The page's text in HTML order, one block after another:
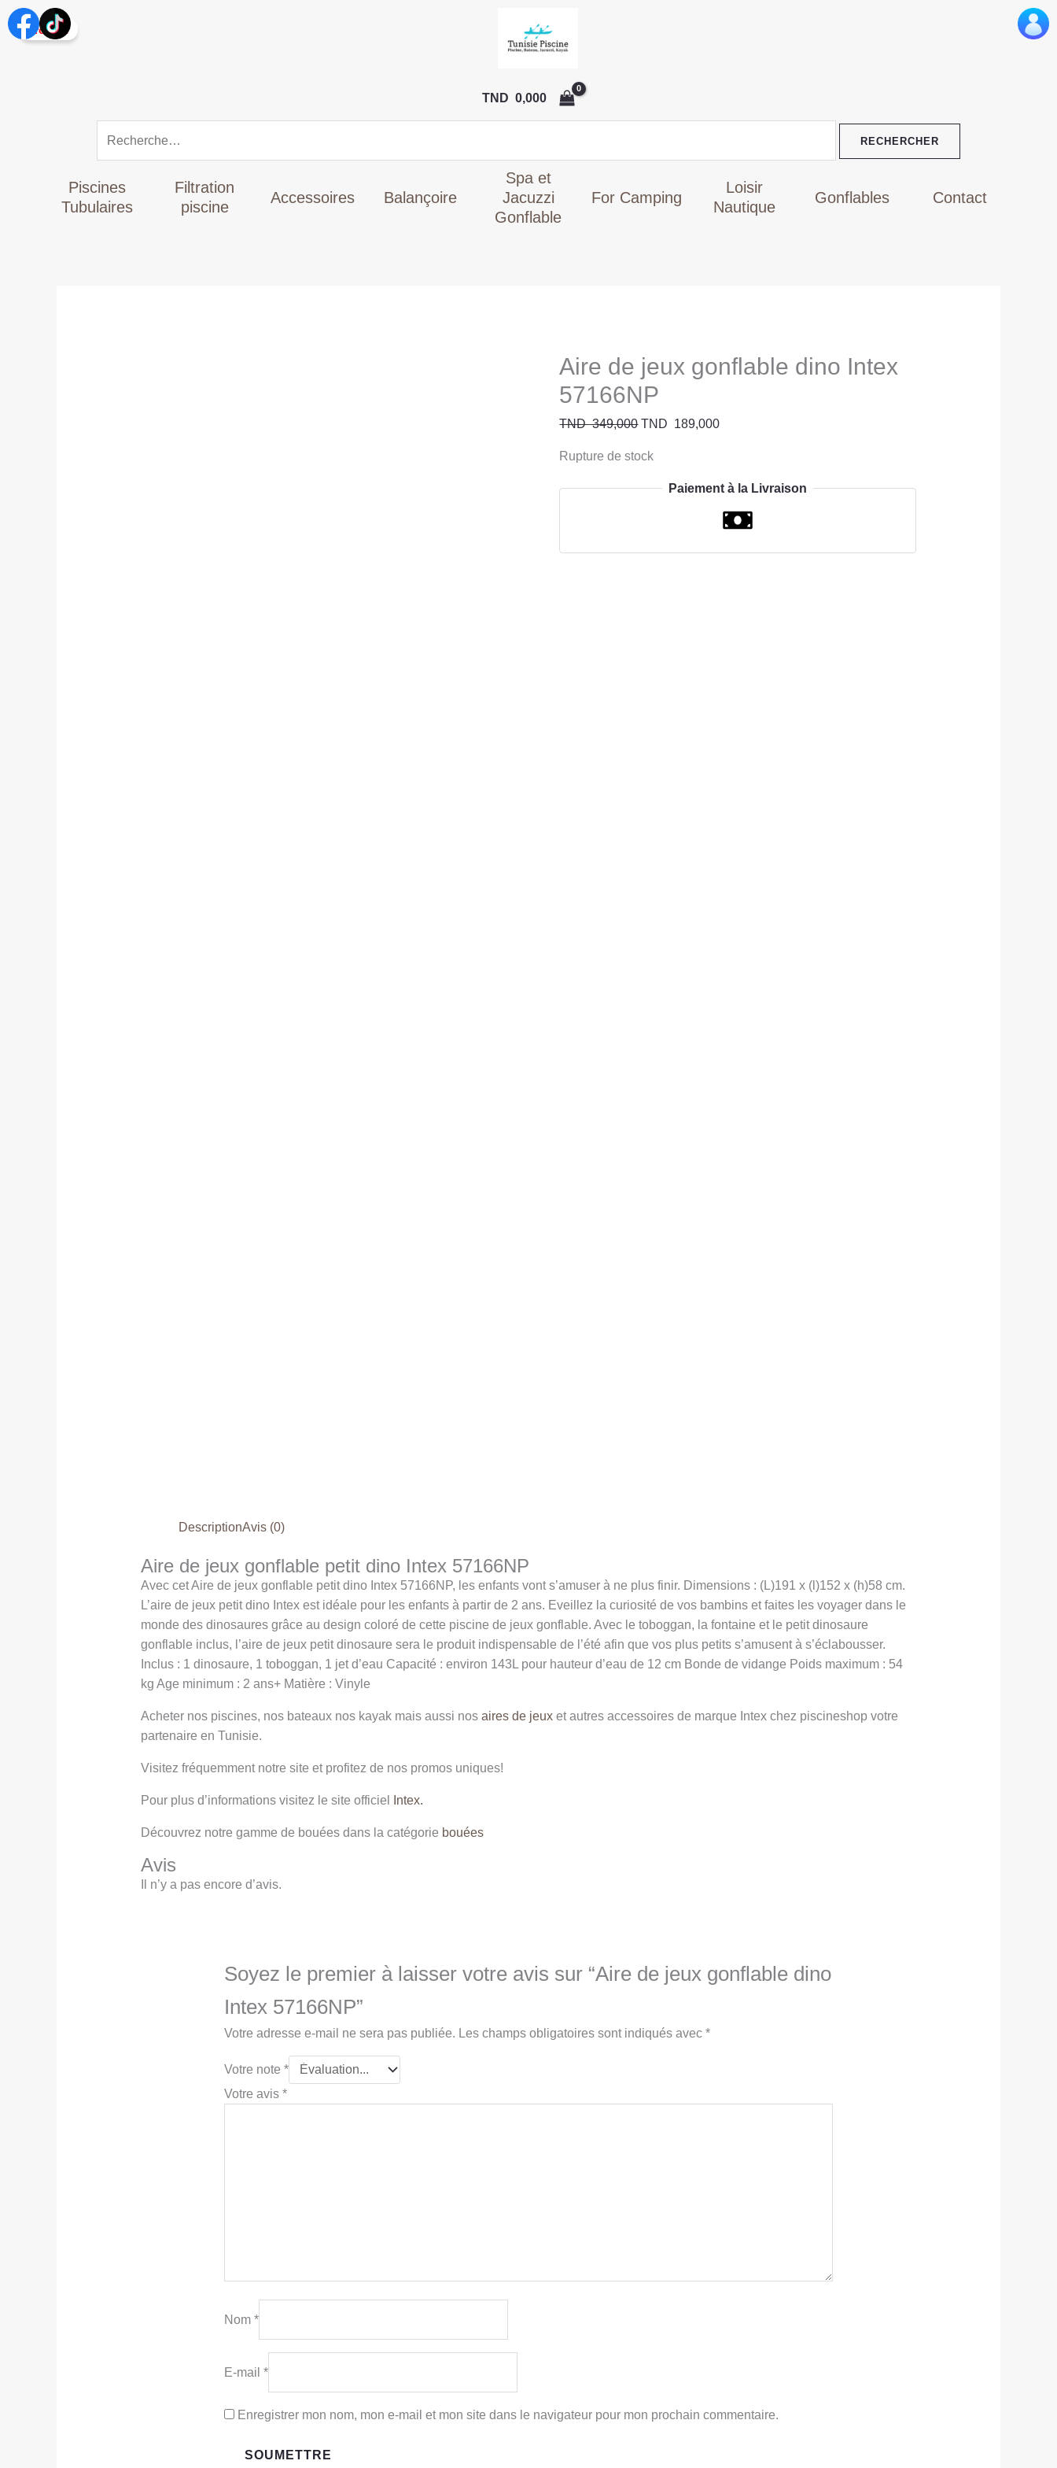
Aller
au
TND 0,000
Piscines
Tubulaires
Filtration
piscine
Accessoires Balançoire
Spa et
Jacuzzi
Gonflable
For Camping
Loisir
Nautique
Gonflables Contact
Promo !
Aire de jeux gonflable dino Intex
57166NP
TND349,000 TND 189,000
Rupture de stock
Paiement à la Livraison
DescriptionAvis (0)
Aire de jeux gonflable petit dino Intex 57166NP
Avec cet Aire de jeux gonflable petit dino Intex 57166NP, les enfants vont s’amuser à ne plus finir. Dimensions : (L)191 x (l)152 x (h)58 cm.
L’aire de jeux petit dino Intex est idéale pour les enfants à partir de 2 ans. Eveillez la curiosité de vos bambins et faites les voyager dans le
monde des dinosaures grâce au design coloré de cette piscine de jeux gonflable. Avec le toboggan, la fontaine et le petit dinosaure
gonflable inclus, l’aire de jeux petit dinosaure sera le produit indispensable de l’été afin que vos plus petits s’amusent à s’éclabousser.
Inclus : 1 dinosaure, 1 toboggan, 1 jet d’eau Capacité : environ 143L pour hauteur d’eau de 12 cm Bonde de vidange Poids maximum : 54
kg Age minimum : 2 ans+ Matière : Vinyle
Acheter nos piscines, nos bateaux nos kayak mais aussi nos aires de jeuxet autres accessoires de marque Intex chez piscineshop votre
partenaire en Tunisie.
Visitez fréquemment notre site et profitez de nos promos uniques!
Pour plus d’informations visitez le site officiel Intex.
Découvrez notre gamme de bouées dans la catégorie bouées
Avis
Il n’y a pas encore d’avis.
Soyez le premier à laisser votre avis sur “Aire de jeux gonflable dino
Intex 57166NP”
Votre adresse e-mail ne sera pas publiée. Les champs obligatoires sont indiqués avec*
Votre note*
Votre avis*
Nom*
E-mail*
Enregistrer mon nom, mon e-mail et mon site dans le navigateur pour mon prochain commentaire.